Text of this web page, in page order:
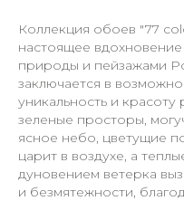
Коллекция обоев "77
настоящее
природы и пейзажами
заключается в
уникальность и
зеленые просторы,
ясное небо, цветущие
царит в воздухе, а
дуновением ветерка
и безмятежности,